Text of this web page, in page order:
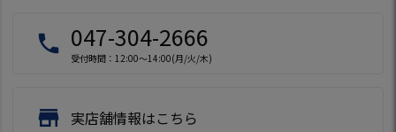
local_phone 047-304-2666
受付時間：12:00～14:00(月/火/木)
store 実店舗情報はこちら